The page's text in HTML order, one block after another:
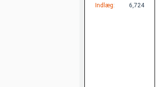
Indlæg
6,724